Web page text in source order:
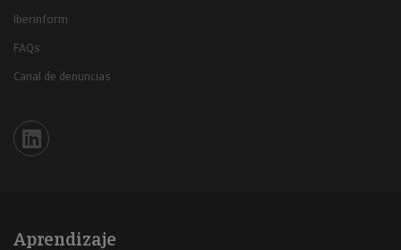
Iberinform
FAQs
Canal de denuncias
Iberinform en Linkedin
Aprendizaje